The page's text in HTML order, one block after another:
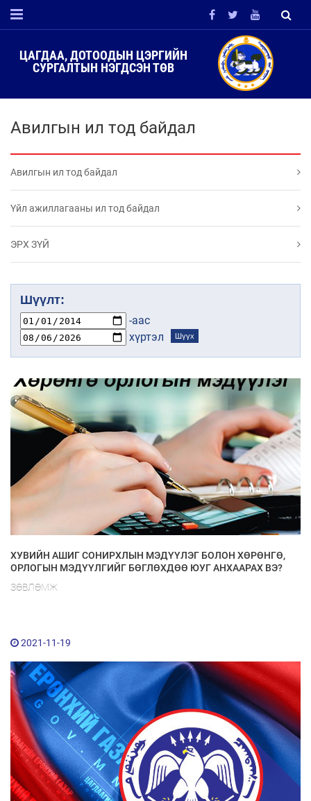
ЦАГДАА, ДОТООДЫН ЦЭРГИЙН
СУРГАЛТЫН НЭГДСЭН ТӨВ
Авилгын ил тод байдал
Авилгын ил тод байдал
Үйл ажиллагааны ил тод байдал
ЭРХ ЗҮЙ
Шүүлт:
-аас
хүртэл
Шүүх
ХУВИЙН АШИГ СОНИРХЛЫН МЭДҮҮЛЭГ БОЛОН ХӨРӨНГӨ,
ОРЛОГЫН МЭДҮҮЛГИЙГ БӨГЛӨХДӨӨ ЮУГ АНХААРАХ ВЭ?
ЗӨВЛӨМЖ
2021-11-19